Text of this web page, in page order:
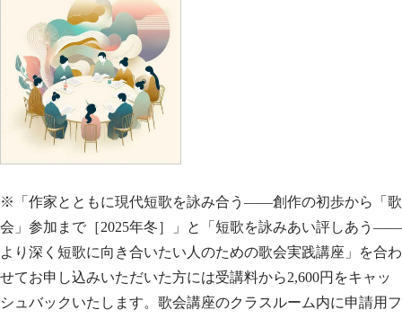
※「作家とともに現代短歌を詠み合う——創作の初歩から「歌
会」参加まで［2025年冬］」と「短歌を詠みあい評しあう——
より深く短歌に向き合いたい人のための歌会実践講座」を合わ
せてお申し込みいただいた方には受講料から2,600円をキャッ
シュバックいたします。歌会講座のクラスルーム内に申請用フ